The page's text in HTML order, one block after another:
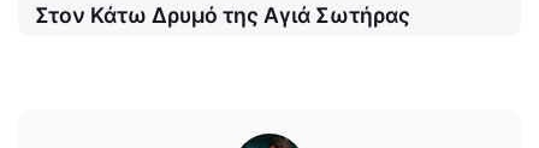
Στον Κάτω Δρυμό της Αγιά Σωτήρας